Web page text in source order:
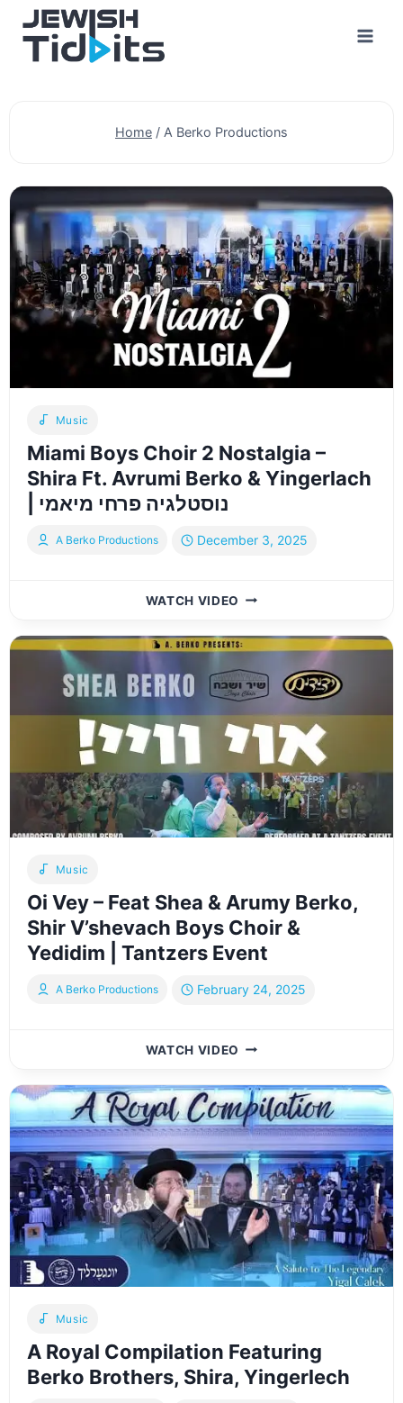
content
Home / A Berko Productions
Music
Miami Boys Choir 2 Nostalgia –
Shira Ft. Avrumi Berko & Yingerlach
| נוסטלגיה פרחי מיאמי
A Berko Productions December 3, 2025
WATCH VIDEO MIAMI
CHOIR
2
NOSTALGIA
–
FT.
AVRUMI
BERKO
&
YINGERLACH
|
נוסטלגיה
Music
Oi Vey – Feat Shea & Arumy Berko,
Shir V’shevach Boys Choir &
Yedidim | Tantzers Event
A Berko Productions February 24, 2025
WATCH VIDEO OI
–
FEAT
SHEA
&
ARUMY
BERKO,
SHIR
V’SHEVACH
BOYS
CHOIR
&
YEDIDIM
EVENT
Music
A Royal Compilation Featuring
Berko Brothers, Shira, Yingerlech